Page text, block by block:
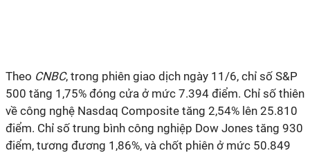
Theo CNBC, trong phiên giao dịch ngày 11/6, chỉ số S&P
500 tăng 1,75% đóng cửa ở mức 7.394 điểm. Chỉ số thiên
về công nghệ Nasdaq Composite tăng 2,54% lên 25.810
điểm. Chỉ số trung bình công nghiệp Dow Jones tăng 930
điểm, tương đương 1,86%, và chốt phiên ở mức 50.849